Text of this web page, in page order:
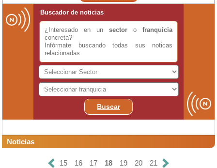
Buscador de noticias
¿Interesado en un sector o franquicia
concreta?
Infórmate buscando todas sus noticas
relacionadas
Buscar
Noticias
15 16 17 18 19 20 21